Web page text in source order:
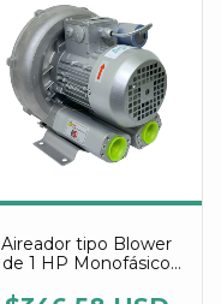
Aireador tipo Blower
de 1 HP Monofásico